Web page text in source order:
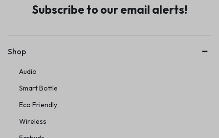
Subscribe to our email alerts!
Shop
Audio
Smart Bottle
Eco Friendly
Wireless